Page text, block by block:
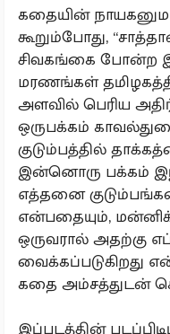
கதையின்
கூறும்போது,
சிவகங்கை போன்ற
மரணங்கள்
அளவில் பெரிய
ஒருபக்கம்
குடும்பத்தில்
இன்னொரு பக்கம்
எத்தனை
என்பதையும்,
ஒருவரால் அதற்கு
வைக்கப்படுகிறது
கதை அம்சத்துடன்